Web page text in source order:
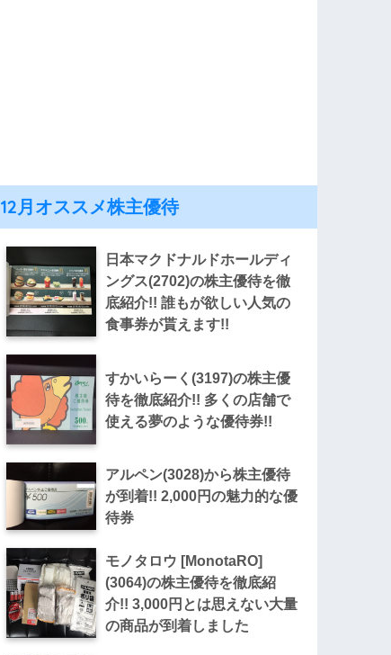
12月オススメ株主優待
日本マクドナルドホールディ
ングス(2702)の株主優待を徹
底紹介!! 誰もが欲しい人気の
食事券が貰えます!!
すかいらーく(3197)の株主優
待を徹底紹介!! 多くの店舗で
使える夢のような優待券!!
アルペン(3028)から株主優待
が到着!! 2,000円の魅力的な優
待券
モノタロウ [MonotaRO]
(3064)の株主優待を徹底紹
介!! 3,000円とは思えない大量
の商品が到着しました